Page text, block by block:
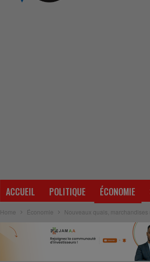
ACCUEIL POLITIQUE ÉCONOMIE
Home Économie Nouveaux quais, marchandises